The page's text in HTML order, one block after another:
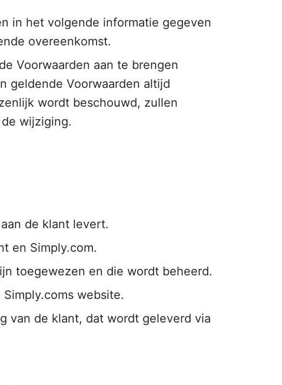
in het volgende informatie gegeven
overeenkomst.
Voorwaarden aan te brengen
geldende Voorwaarden altijd
wordt beschouwd, zullen
wijziging.
de klant levert.
en Simply.com.
toegewezen en die wordt beheerd.
website.
van de klant, dat wordt geleverd via